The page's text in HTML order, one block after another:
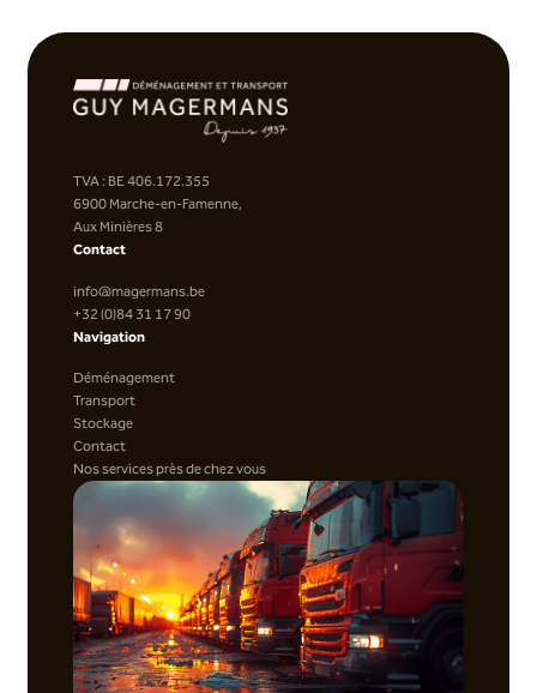
TVA : BE 406.172.355
6900 Marche-en-Famenne,
Aux Minières 8
Contact
info@magermans.be
+32 (0)84 31 17 90
Navigation
Déménagement
Transport
Stockage
Contact
Nos services près de chez vous